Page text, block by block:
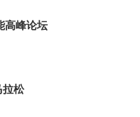
高峰论坛
拉松